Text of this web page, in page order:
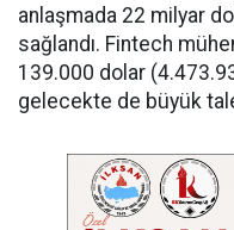
anlaşmada 22 milyar
sağlandı. Fintech
139.000 dolar
gelecekte de büyük